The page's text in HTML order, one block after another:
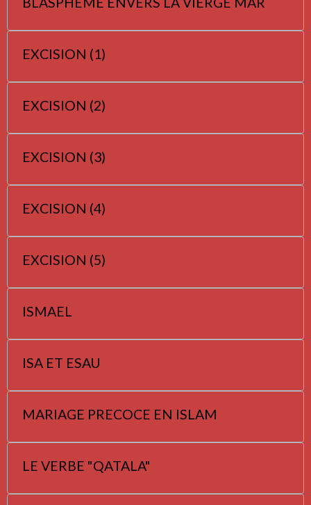
EXCISION (1)
EXCISION (2)
EXCISION (3)
EXCISION (4)
EXCISION (5)
ISMAEL
ISA ET ESAU
MARIAGE PRECOCE EN ISLAM
LE VERBE "QATALA"